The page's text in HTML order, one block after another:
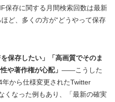
保存に関する月間検索回数は最新
ど、多くの方が“どうやって保存
保存したい」「高画質でそのま
や著作権が心配」 ――こうした
から仕様変更されたTwitter
くなった例もあり、「最新の確実